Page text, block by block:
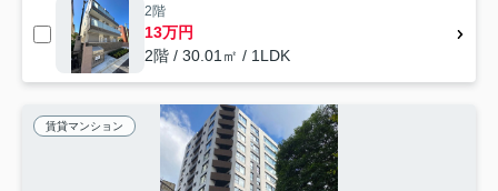
2階
13万円
2階 / 30.01㎡ / 1LDK
賃貸マンション